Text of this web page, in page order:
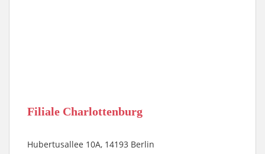
Filiale Charlottenburg
Hubertusallee 10A, 14193 Berlin